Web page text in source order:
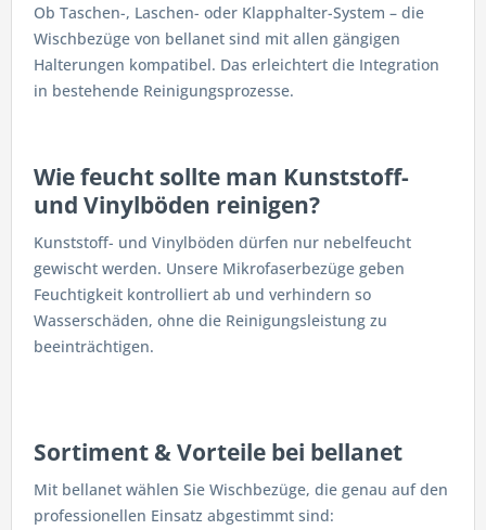
Ob Taschen-, Laschen- oder Klapphalter-System – die
Wischbezüge von bellanet sind mit allen gängigen
Halterungen kompatibel. Das erleichtert die Integration
in bestehende Reinigungsprozesse.
Wie feucht sollte man Kunststoff-
und Vinylböden reinigen?
Kunststoff- und Vinylböden dürfen nur nebelfeucht
gewischt werden. Unsere Mikrofaserbezüge geben
Feuchtigkeit kontrolliert ab und verhindern so
Wasserschäden, ohne die Reinigungsleistung zu
beeinträchtigen.
Sortiment & Vorteile bei bellanet
Mit bellanet wählen Sie Wischbezüge, die genau auf den
professionellen Einsatz abgestimmt sind: